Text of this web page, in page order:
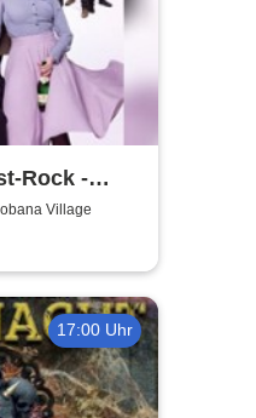
Rock -
R.Village
17:00 Uhr